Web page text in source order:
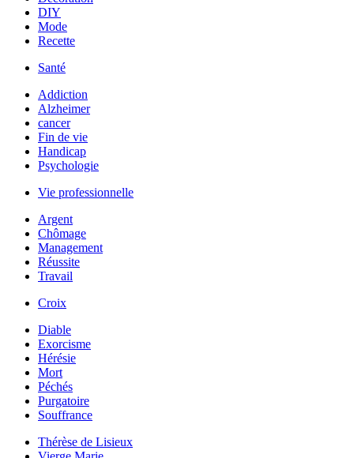
DIY
Mode
Recette
Santé
Addiction
Alzheimer
cancer
Fin de vie
Handicap
Psychologie
Vie professionnelle
Argent
Chômage
Management
Réussite
Travail
Croix
Diable
Exorcisme
Hérésie
Mort
Péchés
Purgatoire
Souffrance
Thérèse de Lisieux